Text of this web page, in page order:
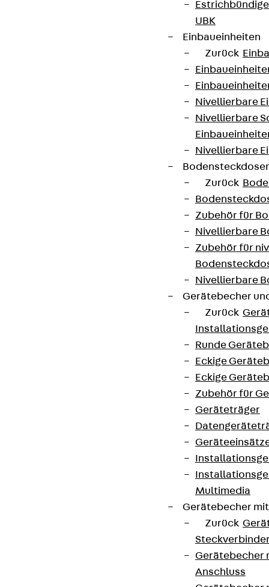
UBK
Einbaueinheiten
Zurück
Nivellierbare
Nivellierbare
Nivellierbare
Zurück
Zubehör für
Nivellierbare
Zubehör für
Nivellierbare
Gerätebecher
Zurück
Runde
Eckige
Eckige
Zubehör für
Geräteträger
Multimedia
Gerätebecher
Zurück
Gerätebecher
Anschluss
Partner von Anfang bis Zukunft.